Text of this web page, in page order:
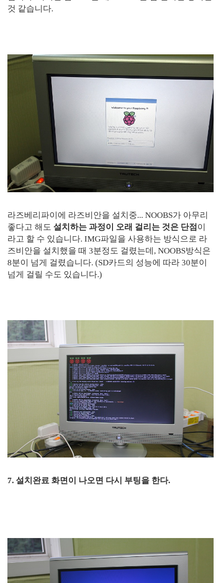
것 같습니다.
라즈베리파이에 라즈비안을 설치중... NOOBS가 아무리
좋다고 해도 설치하는 과정이 오래 걸리는 것은 단점 이
라고 할 수 있습니다. IMG파일을 사용하는 방식으로 라
즈비안을 설치했을 때 3분정도 걸렸는데, NOOBS방식은
8분이 넘게 걸렸습니다. (SD카드의 성능에 따라 30분이
넘게 걸릴 수도 있습니다.)
7. 설치완료 화면이 나오면 다시 부팅을 한다.